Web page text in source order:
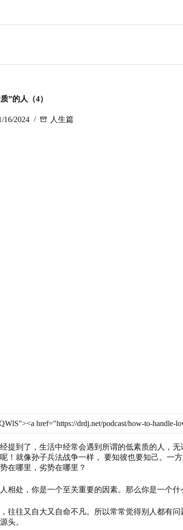
”的人（4）
16/2024 人生篇
提到了，生活中经常会遇到所谓的低素质的人，
！就像孙子兵法战争一样， 要知彼也要知己。一
在哪里，劣势在哪里？
相处，你是一个至关重要的因素。那么你是一个
往往又自大又自命不凡。所以常常觉得别人都有
头。